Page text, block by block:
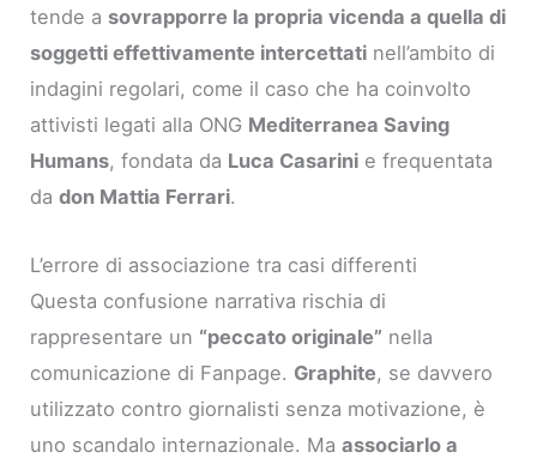
tende a sovrapporre la propria vicenda a quella di
soggetti effettivamente intercettati nell’ambito di
indagini regolari, come il caso che ha coinvolto
attivisti legati alla ONG Mediterranea Saving
Humans, fondata da Luca Casarini e frequentata
dadon Mattia Ferrari.
L’errore di associazione tra casi differenti
Questa confusione narrativa rischia di
rappresentare un “peccato originale” nella
comunicazione di Fanpage. Graphite, se davvero
utilizzato contro giornalisti senza motivazione, è
uno scandalo internazionale. Maassociarlo a